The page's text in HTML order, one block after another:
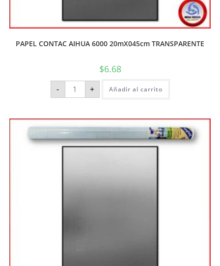
PAPEL CONTAC AIHUA 6000 20mX045cm TRANSPARENTE
$6.68
- + Añadir al carrito